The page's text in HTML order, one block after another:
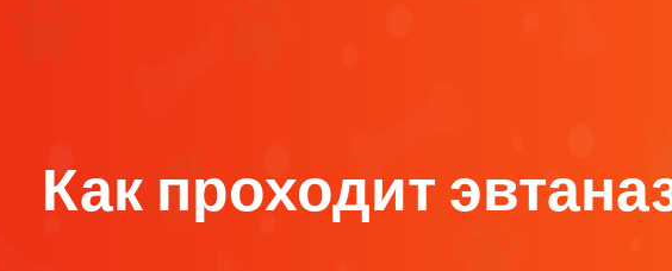
Как проходит